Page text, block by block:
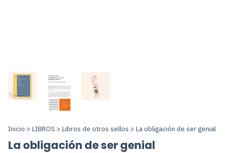
Inicio > LIBROS > Libros de otros sellos > La obligación de ser genial
La obligación de ser genial